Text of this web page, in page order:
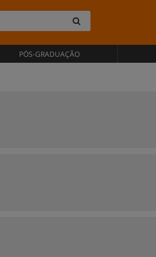
PÓS-GRADUAÇÃO